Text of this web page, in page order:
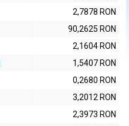
2,7878 RON
90,2625 RON
2,1604 RON
1,5407 RON
0,2680 RON
3,2012 RON
2,3973 RON